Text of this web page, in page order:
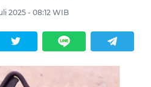
2025 - 08:12 WIB